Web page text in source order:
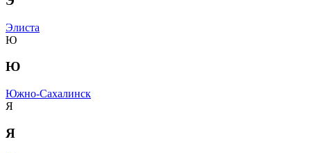
Элиста
Ю
Ю
Южно-Сахалинск
Я
Я